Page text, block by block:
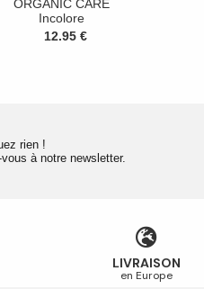
ORGANIC CARE
Incolore
12.95 €
rien !
à notre newsletter.
LIVRAISON
en Europe